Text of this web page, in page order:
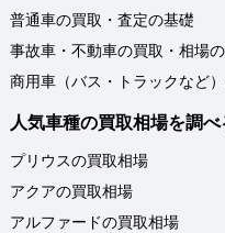
普通車の買取・査定の基礎
事故車・不動車の買取・相場
商用車（バス・トラックなど
人気車種の買取相場を調べ
プリウスの買取相場
アクアの買取相場
アルファードの買取相場